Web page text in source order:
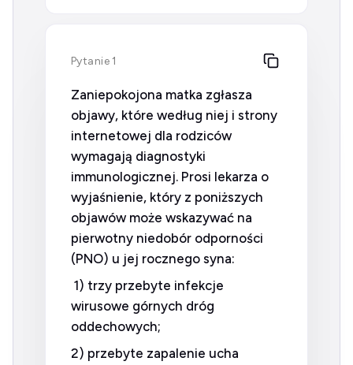
Pytanie 1
Zaniepokojona matka zgłasza
objawy, które według niej i strony
internetowej dla rodziców
wymagają diagnostyki
immunologicznej. Prosi lekarza o
wyjaśnienie, który z poniższych
objawów może wskazywać na
pierwotny niedobór odporności
(PNO) u jej rocznego syna:
1) trzy przebyte infekcje
wirusowe górnych dróg
oddechowych;
2) przebyte zapalenie ucha